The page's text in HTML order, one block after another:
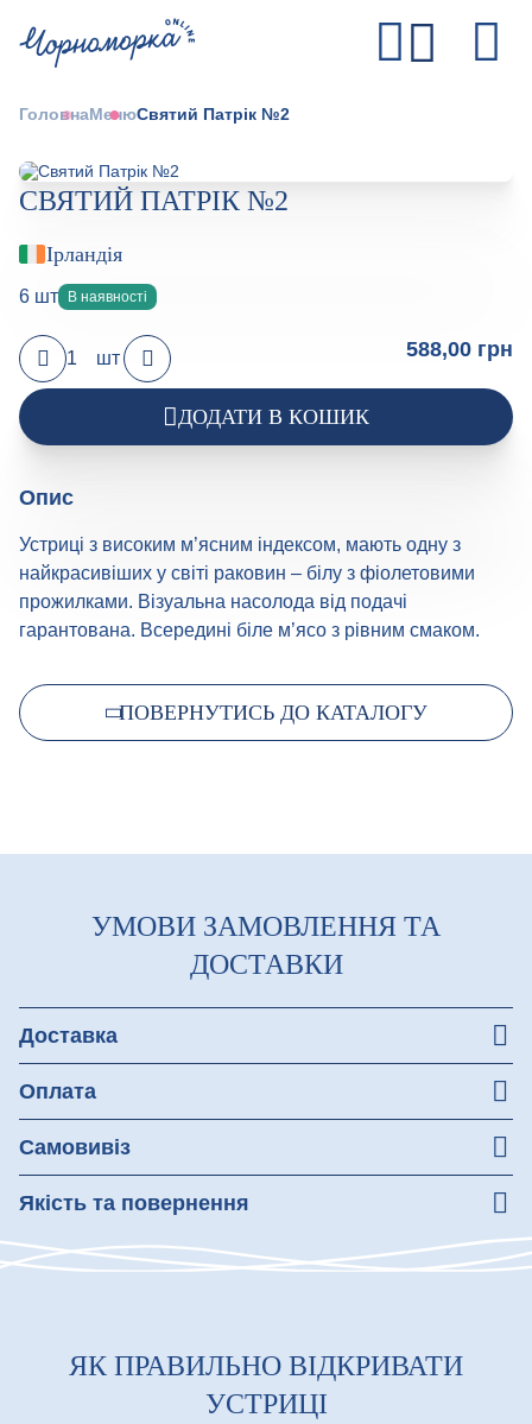
ГоловнаМенюСвятий Патрік №2
СВЯТИЙ ПАТРІК №2
Ірландія
6 шт В наявності
588,00 грн
шт
ДОДАТИ В КОШИК
Опис
Устриці з високим м’ясним індексом, мають одну з
найкрасивіших у світі раковин – білу з фіолетовими
прожилками. Візуальна насолода від подачі
гарантована. Всередині біле м’ясо з рівним смаком.
ПОВЕРНУТИСЬ ДО КАТАЛОГУ
УМОВИ ЗАМОВЛЕННЯ ТА
ДОСТАВКИ
Доставка
Незабаром ми подбаємо про зручну доставку для вас!
Оплата
Самовивіз
ви без турбот донесли його додому.
Якість та повернення
Гарантуємо якість усіх страв. При отриманні перевірте
замовлення
ЯК ПРАВИЛЬНО ВІДКРИВАТИ
УСТРИЦІ